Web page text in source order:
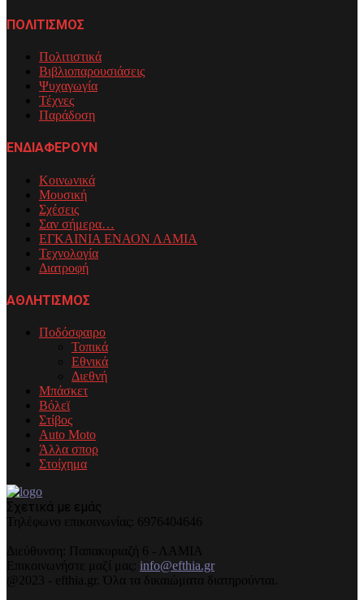
ΠΟΛΙΤΙΣΜΟΣ
Πολιτιστικά
Βιβλιοπαρουσιάσεις
Ψυχαγωγία
Τέχνες
Παράδοση
ΕΝΔΙΑΦΕΡΟΥΝ
Κοινωνικά
Μουσική
Σχέσεις
Σαν σήμερα…
ΕΓΚΑΙΝΙΑ ΕΝΑΟΝ ΛΑΜΙΑ
Τεχνολογία
Διατροφή
ΑΘΛΗΤΙΣΜΟΣ
Ποδόσφαιρο
Τοπικά
Εθνικά
Διεθνή
Μπάσκετ
Βόλεϊ
Στίβος
Auto Moto
Άλλα σπορ
Στοίχημα
Σχετικά με εμάς
Τηλέφωνo επικοινωνίας: 6976404646
Διεύθυνση: Παπακυριαζή 6 - ΛΑΜΙΑ
Επικοινωνήστε μαζί μας: info@efthia.gr
@2023 - efthia.gr. Όλα τα δικαιώματα διατηρούνται.